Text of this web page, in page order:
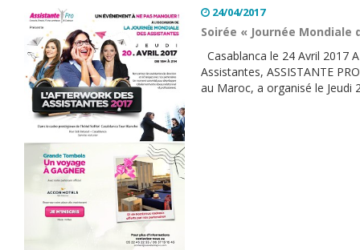
24/04/2017
Soirée « Journée
Casablanca le 24 Avril 2017
Assistantes, ASSISTANTE
au Maroc, a organisé le Jeudi